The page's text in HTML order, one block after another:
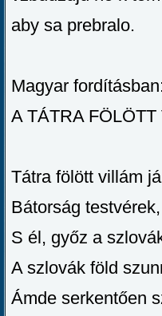
aby sa prebralo.
Magyar
A TÁTRA
Tátra fölött villám
Bátorság
S él, győz a
A szlovák föld
Ámde serkentően